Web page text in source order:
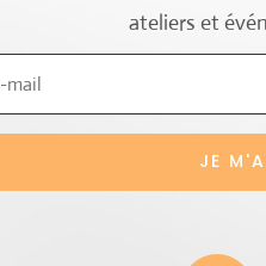
ateliers et
JE